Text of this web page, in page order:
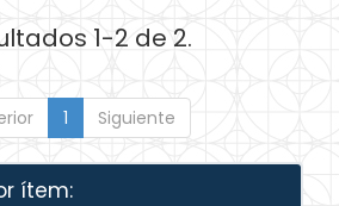
1-2 de 2.
1 Siguiente
ítem: